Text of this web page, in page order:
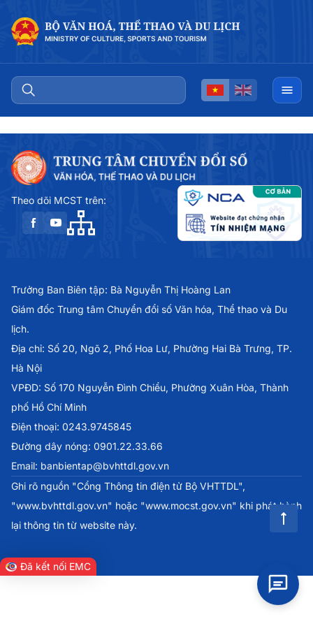
Theo dõi MCST trên:
Trưởng Ban Biên tập: Bà Nguyễn Thị Hoàng Lan
Giám đốc Trung tâm Chuyển đổi số Văn hóa, Thể thao và Du
lịch.
Địa chỉ: Số 20, Ngõ 2, Phố Hoa Lư, Phường Hai Bà Trưng, TP.
Hà Nội
VPĐD: Số 170 Nguyễn Đình Chiểu, Phường Xuân Hòa, Thành
phố Hồ Chí Minh
Điện thoại: 0243.9745845
Đường dây nóng: 0901.22.33.66
Email: banbientap@bvhttdl.gov.vn
Ghi rõ nguồn "Cổng Thông tin điện tử Bộ VHTTDL",
"www.bvhttdl.gov.vn" hoặc "www.mocst.gov.vn" khi phát hành
lại thông tin từ website này.
Đã kết nối EMC